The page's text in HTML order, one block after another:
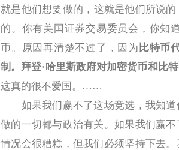
就是他们想要做的，这就是他们所说
的。你有美国证券交易委员会，你知
币。原因再清楚不过了，因为 比特币
制。拜登·哈里斯政府对加密货币和比
这真的很不爱国。……
如果我们赢不了这场竞选，我知道
做的一切都与政治有关。如果我们赢
情况会很糟糕，但我们必须坚持下去